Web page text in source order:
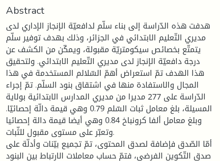
Abstract
هدفت هذه الدّراسة إلى بناء سلّم لدافعيّة الإنجاز الإداري لدى
مديري التّعليم الابتدائي في الجزائر، وذلك بهدف توفير سلّم
يتمتّع بخصائص سيكومتريّة مقبولة، ويمكّن من الكشف عن
درجة دافعيّة الإنجاز لدى مديري التّعليم الابتدائي. ولتحقيق
هذا الهدف تمّ استعراض أهمّ السّلالم المستخدمة في هذا
المجال والاستفادة منها في اشتقاق بنود السلّم. تمّ إجراء
الدّراسة على 277 مديرا من مديري المدارس الابتدائية بولاية
المسيلة، بلغ معامل ثبات السّلم 0.79 وهي قيمة دالّة إحصائيّا.
وبلغ معامل ألفا كرونباخ 0.84 وهي أيضا قيمة دالة إحصائيا
وتعبّر على مستوى مقبول للثّبات.
أمّا الصّدق فإضافة لصدق المحتوى، تمّ تجميع بيّنات وأدلّة على
صدق التّكوين الفرضي، فتمّ حساب معاملات الارتباط بين البنود